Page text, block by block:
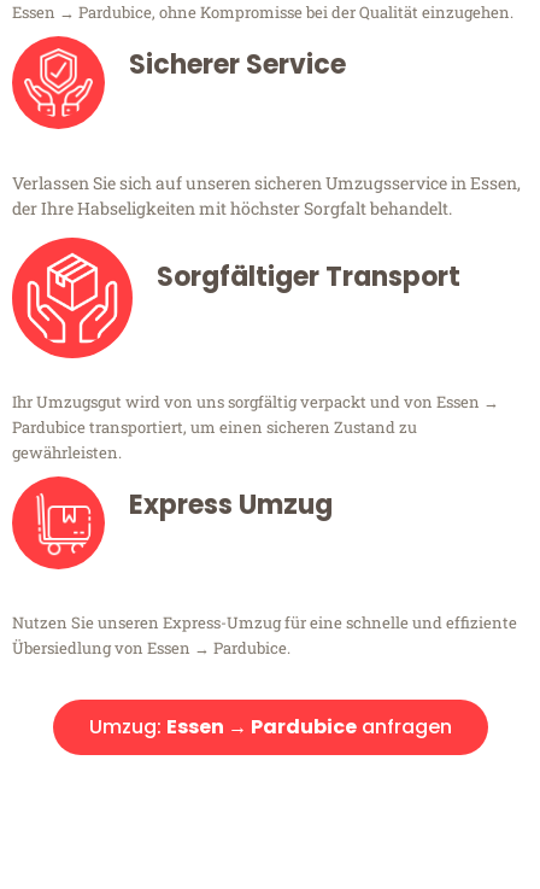
Essen → Pardubice, ohne Kompromisse bei der Qualität einzugehen.
Sicherer Service
Verlassen Sie sich auf unseren sicheren Umzugsservice in Essen,
der Ihre Habseligkeiten mit höchster Sorgfalt behandelt.
Sorgfältiger Transport
Ihr Umzugsgut wird von uns sorgfältig verpackt und von Essen →
Pardubice transportiert, um einen sicheren Zustand zu
gewährleisten.
Express Umzug
Nutzen Sie unseren Express-Umzug für eine schnelle und effiziente
Übersiedlung von Essen → Pardubice.
Umzug: Essen → Pardubiceanfragen